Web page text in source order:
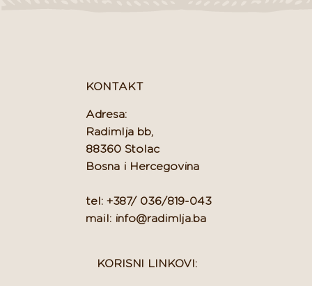
KONTAKT
Adresa:
Radimlja bb,
88360 Stolac
Bosna i Hercegovina
tel: +387/ 036/819-043
mail: info@radimlja.ba
KORISNI LINKOVI: